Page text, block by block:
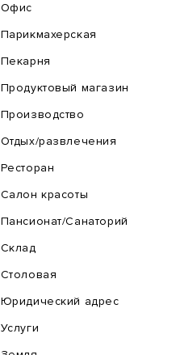
Офис
Парикмахерская
Пекарня
Продуктовый магазин
Производство
Отдых/развлечения
Ресторан
Салон красоты
Пансионат/Санаторий
Склад
Столовая
Юридический адрес
Услуги